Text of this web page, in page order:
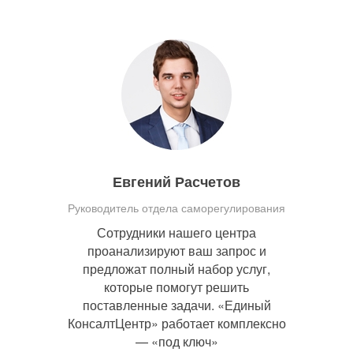
Евгений Расчетов
Руководитель отдела саморегулирования
Сотрудники нашего центра
проанализируют ваш запрос и
предложат полный набор услуг,
которые помогут решить
поставленные задачи. «Единый
КонсалтЦентр» работает комплексно
— «под ключ»